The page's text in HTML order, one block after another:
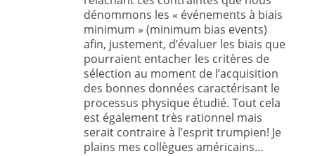
dénommons les « événements à biais
minimum » (minimum bias events)
afin, justement, d’évaluer les biais que
pourraient entacher les critères de
sélection au moment de l’acquisition
des bonnes données caractérisant le
processus physique étudié. Tout cela
est également très rationnel mais
serait contraire à l’esprit trumpien! Je
plains mes collègues américains…